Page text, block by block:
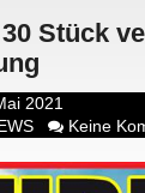
Stück
2021
Keine